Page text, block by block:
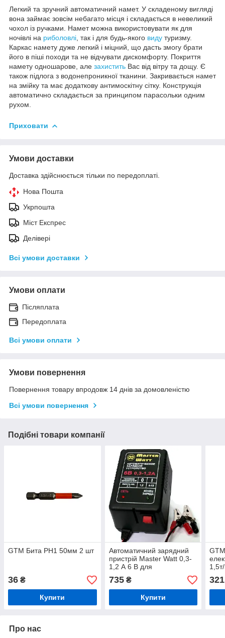
Легкий та зручний автоматичний намет. У складеному вигляді
вона займає зовсім небагато місця і складається в невеликий
чохол із ручками. Намет можна використовувати як для
ночівлі на риболовлі , так і для будь-якого виду туризму.
Каркас намету дуже легкий і міцний, що дасть змогу брати
його в піші походи та не відчувати дискомфорту. Покриття
намету одношарове, але захистить Вас від вітру та дощу. Є
також підлога з водонепроникної тканини. Закривається намет
на змійку та має додаткову антимоскітну сітку. Конструкція
автоматично складається за принципом парасольки одним
рухом.
Приховати
Умови доставки
Доставка здійснюється тільки по передоплаті.
Нова Пошта
Укрпошта
Міст Експрес
Делівері
Всі умови доставки
Умови оплати
Післяплата
Передоплата
Всі умови оплати
Умови повернення
Повернення товару впродовж 14 днів за домовленістю
Всі умови повернення
Подібні товари компанії
GTM Бита PH1 50мм 2 шт
36 ₴
Купити
Автоматичний зарядний
пристрій Master Watt 0,3-
1,2 А 6 В для
мотоакумуляторів
735₴
Купити
Про нас